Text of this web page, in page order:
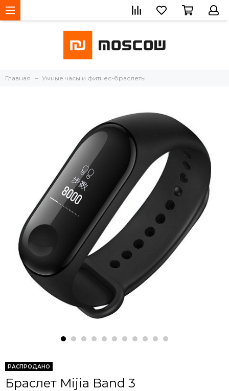
Главная Умные часы и фитнес-браслеты
РАСПРОДАНО
Браслет Mijia Band 3